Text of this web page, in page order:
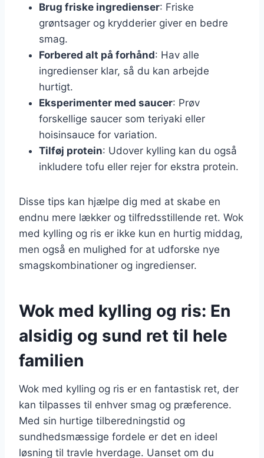
Brug friske ingredienser: Friske
grøntsager og krydderier giver en bedre
smag.
Forbered alt på forhånd: Hav alle
ingredienser klar, så du kan arbejde
hurtigt.
Eksperimenter med saucer: Prøv
forskellige saucer som teriyaki eller
hoisinsauce for variation.
Tilføj protein: Udover kylling kan du også
inkludere tofu eller rejer for ekstra protein.
Disse tips kan hjælpe dig med at skabe en
endnu mere lækker og tilfredsstillende ret. Wok
med kylling og ris er ikke kun en hurtig middag,
men også en mulighed for at udforske nye
smagskombinationer og ingredienser.
Wok med kylling og ris: En
alsidig og sund ret til hele
familien
Wok med kylling og ris er en fantastisk ret, der
kan tilpasses til enhver smag og præference.
Med sin hurtige tilberedningstid og
sundhedsmæssige fordele er det en ideel
løsning til travle hverdage. Uanset om du